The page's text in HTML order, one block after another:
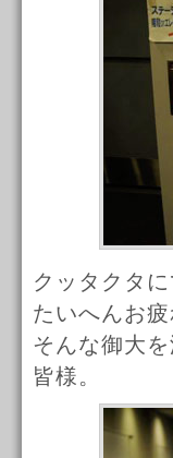
クッタクタに
たいへんお疲
そんな御大
皆様。